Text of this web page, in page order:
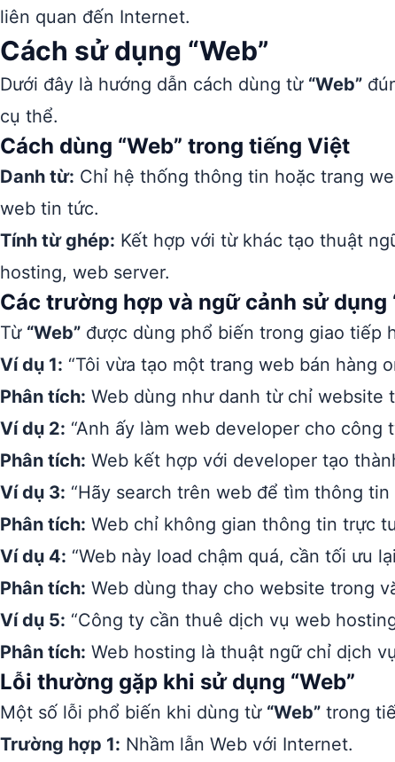
liên quan đến Internet.
Cách sử dụng “Web”
Dưới đây là hướng dẫn cách dùng từ “Web”
cụ thể.
Cách dùng “Web” trong tiếng Việt
Danh từ: Chỉ hệ thống thông tin hoặc trang
web tin tức.
Tính từ ghép: Kết hợp với từ khác tạo thuật
hosting, web server.
Các trường hợp và ngữ cảnh sử dụng
Từ “Web” được dùng phổ biến trong giao tiếp
Ví dụ 1: “Tôi vừa tạo một trang web bán hàng
Phân tích: Web dùng như danh từ chỉ website
Ví dụ 2: “Anh ấy làm web developer cho công
Phân tích: Web kết hợp với developer tạo
Ví dụ 3: “Hãy search trên web để tìm thông tin
Phân tích: Web chỉ không gian thông tin trực
Ví dụ 4: “Web này load chậm quá, cần tối ưu
Phân tích: Web dùng thay cho website trong
Ví dụ 5: “Công ty cần thuê dịch vụ web
Phân tích: Web hosting là thuật ngữ chỉ dịch
Lỗi thường gặp khi sử dụng “Web”
Một số lỗi phổ biến khi dùng từ “Web” trong
Trường hợp 1: Nhầm lẫn Web với Internet.